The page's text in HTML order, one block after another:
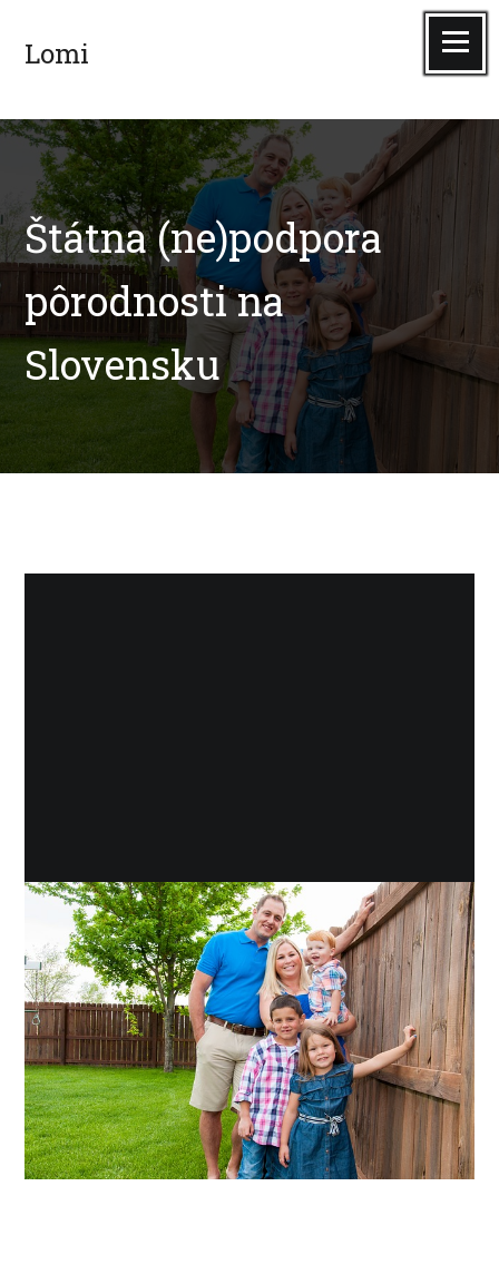
Lomi Menu
Štátna (ne)podpora
pôrodnosti na
Slovensku